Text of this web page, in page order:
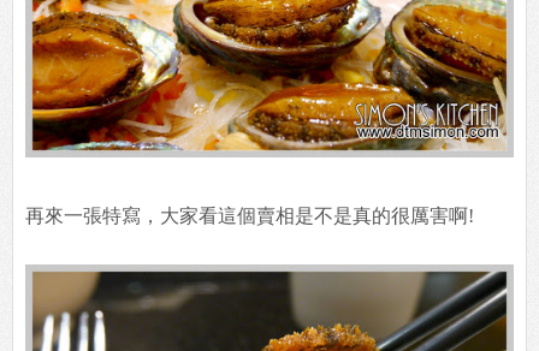
再來一張特寫，大家看這個賣相是不是真的很厲害啊!